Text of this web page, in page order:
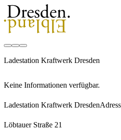
Ladestation Kraftwerk Dresden
Keine Informationen verfügbar.
Ladestation Kraftwerk Dresden
Löbtauer Straße 21